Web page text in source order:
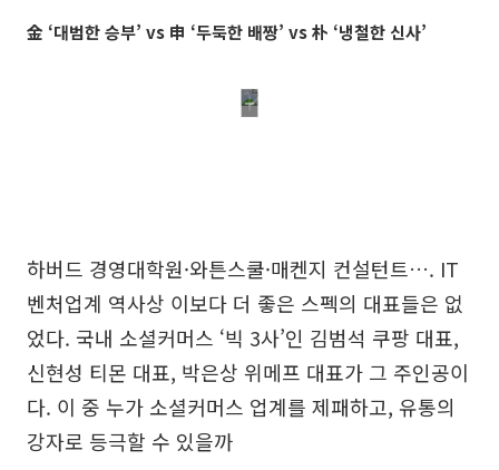
金 ‘대범한 승부’ vs 申 ‘두둑한 배짱’ vs 朴 ‘냉철한 신사’
하버드 경영대학원·와튼스쿨·매켄지 컨설턴트…. IT
벤처업계 역사상 이보다 더 좋은 스펙의 대표들은 없
었다. 국내 소셜커머스 ‘빅 3사’인 김범석 쿠팡 대표,
신현성 티몬 대표, 박은상 위메프 대표가 그 주인공이
다. 이 중 누가 소셜커머스 업계를 제패하고, 유통의
강자로 등극할 수 있을까